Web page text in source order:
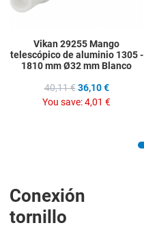
Vikan 29255 Mango
telescópico de aluminio 1305 -
1810 mm Ø32 mm Blanco
40,11 € 36,10 €
You save:4,01 €
Conexión
tornillo